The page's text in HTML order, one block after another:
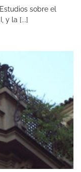
sobre el
y la [...]